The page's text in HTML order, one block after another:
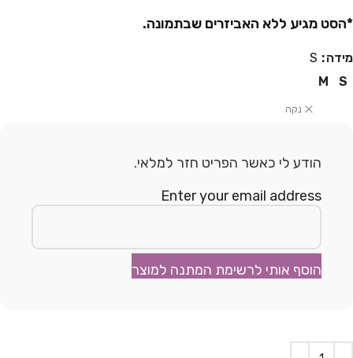
*הסט מגיע ללא האביזרים שבתמונה.
מידה
S
S
M
נקה
הודע לי כאשר הפריט חזר למלאי.
Enter your email address
הוסף אותי לרשימת המתנה למוצר